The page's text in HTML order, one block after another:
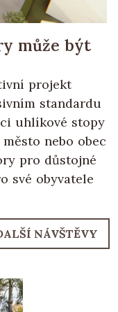
může být
projekt
standardu
uhlíkové stopy
nebo obec
pro důstojné
své obyvatele
NÁVŠTĚVY